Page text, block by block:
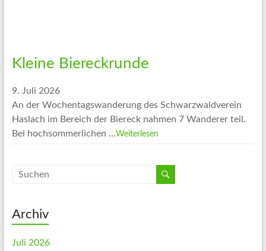
Kleine Biereckrunde
9. Juli 2026
An der Wochentagswanderung des Schwarzwaldverein
Haslach im Bereich der Biereck nahmen 7 Wanderer teil.
Bei hochsommerlichen …Weiterlesen
Archiv
Juli 2026